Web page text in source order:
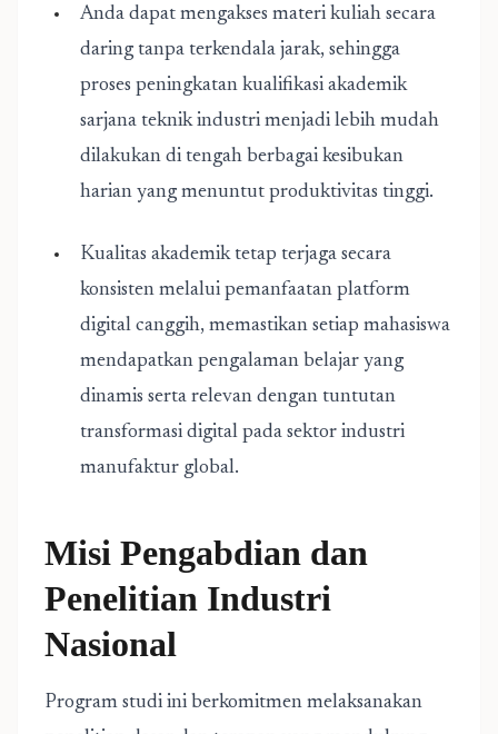
Anda dapat mengakses materi kuliah secara
daring tanpa terkendala jarak, sehingga
proses peningkatan kualifikasi akademik
sarjana teknik industri menjadi lebih mudah
dilakukan di tengah berbagai kesibukan
harian yang menuntut produktivitas tinggi.
Kualitas akademik tetap terjaga secara
konsisten melalui pemanfaatan platform
digital canggih, memastikan setiap mahasiswa
mendapatkan pengalaman belajar yang
dinamis serta relevan dengan tuntutan
transformasi digital pada sektor industri
manufaktur global.
Misi Pengabdian dan
Penelitian Industri
Nasional
Program studi ini berkomitmen melaksanakan